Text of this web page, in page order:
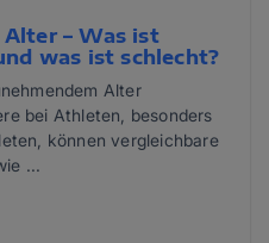
Alter – Was ist
was ist schlecht?
Alter
bei Athleten, besonders
können vergleichbare
...